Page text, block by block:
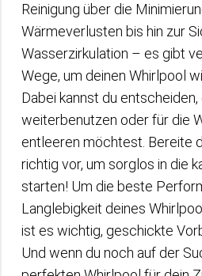
Reinigung über die
Wärmeverlusten bis hin zur
Wasserzirkulation – es gibt
Wege, um deinen Whirlpool
Dabei kannst du entscheiden,
weiterbenutzen oder für die
entleeren möchtest. Bereite
richtig vor, um sorglos in die
starten! Um die beste
Langlebigkeit deines
ist es wichtig, geschickte
Und wenn du noch auf der